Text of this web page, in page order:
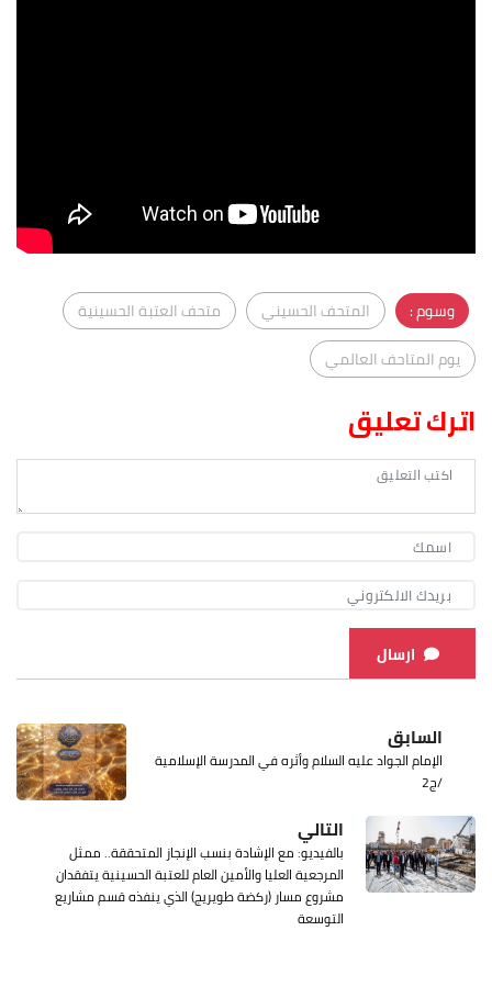
وسوم : المتحف الحسيني
متحف العتبة الحسينية
يوم المتاحف العالمي
اترك تعليق
ارسال
السابق
الإمام الجواد عليه السلام وأثره في المدرسة الإسلامية
/ج2
التالي
بالفيديو: مع الإشادة بنسب الإنجاز المتحققة.. ممثل
المرجعية العليا والأمين العام للعتبة الحسينية يتفقدان
مشروع مسار (ركضة طويريج) الذي ينفذه قسم مشاريع
التوسعة